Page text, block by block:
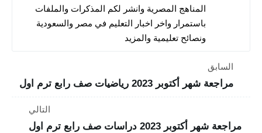
المناهج المصرية وانشر لكم المذكرات والملفات
باستمرار واخر اخبار التعليم في مصر والسعودية
ونصائح تعليمية والمزيد
السابق
مراجعة شهر أكتوبر 2023 رياضيات صف رابع ترم اول
التالي
مراجعة شهر أكتوبر 2023 دراسات صف رابع ترم اول